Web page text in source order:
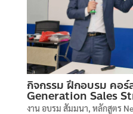
กิจกรรม ฝึกอบรม คอ
Generation Sales
งาน อบรม สัมมนา, หลักสูตร